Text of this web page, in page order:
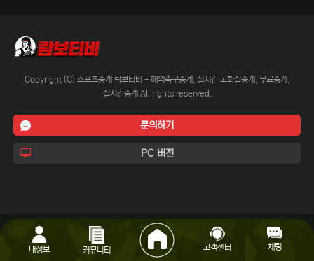
Copyright (C) 스포츠중계 람보티비 - 해외축구중계, 실시간 고화질중계, 무료중계,
실시간중계 All rights reserved.
문의하기
PC 버전
내정보 커뮤니티 고객센터 채팅